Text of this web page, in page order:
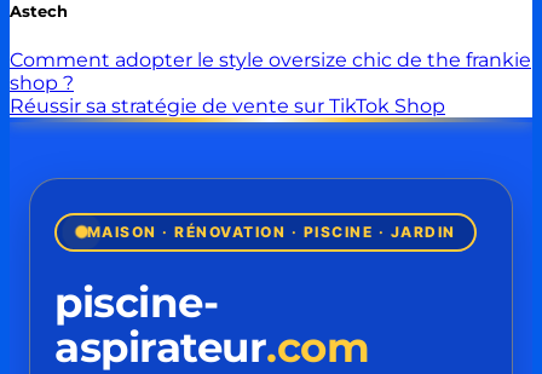
Astech
Comment adopter le style oversize chic de the frankie
shop ?
Réussir sa stratégie de vente sur TikTok Shop
MAISON · RÉNOVATION · PISCINE · JARDIN
piscine-
aspirateur.com